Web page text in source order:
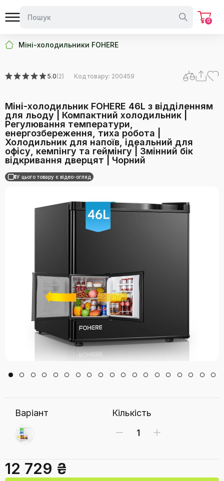
0
Міні-холодильники FOHERE
5.0(2) Код товару: 200459
Міні-холодильник FOHERE 46L з відділенням
для льоду | Компактний холодильник |
Регулювання температури,
енергозбереження, тиха робота |
Холодильник для напоїв, ідеальний для
офісу, кемпінгу та геймінгу | Змінний бік
відкривання дверцят | Чорний
У цього товару є відео-огляд
Варіант Кількість
12 729 ₴